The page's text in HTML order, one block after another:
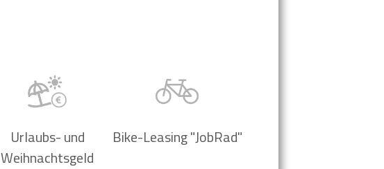
Urlaubs- und
Weihnachtsgeld
Bike-Leasing "JobRad"